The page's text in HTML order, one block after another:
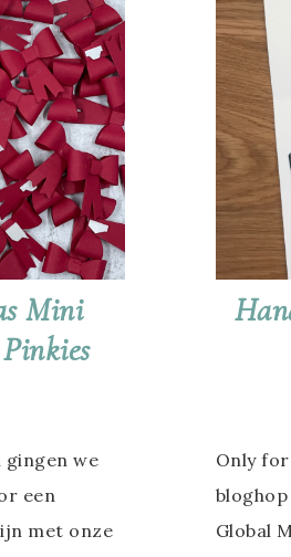
Mini
gingen we
een
met onze
Only for
Global